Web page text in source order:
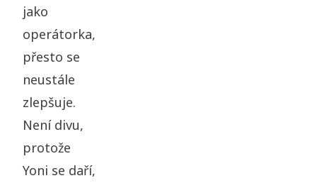
jako
operátorka,
přesto se
neustále
zlepšuje.
Není divu,
protože
Yoni se daří,